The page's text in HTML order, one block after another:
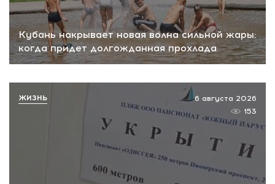
Кубань накрывает новая волна сильной жары:
когда придет долгожданная прохлада
6 августа 2026
153
ЖИЗНЬ